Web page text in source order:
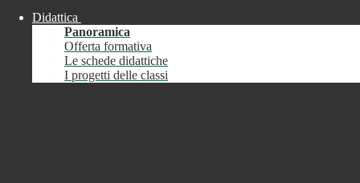
Chiudi
Informazione
Didattica
Panoramica
Offerta formativa
Le schede didattiche
I progetti delle classi